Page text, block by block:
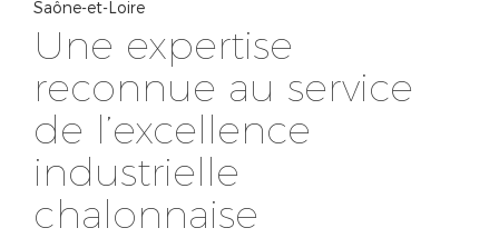
Saône-et-Loire
Une expertise
reconnue au service
de l’excellence
industrielle
chalonnaise